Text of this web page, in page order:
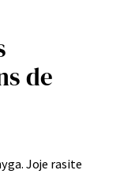
de
Joje rasite